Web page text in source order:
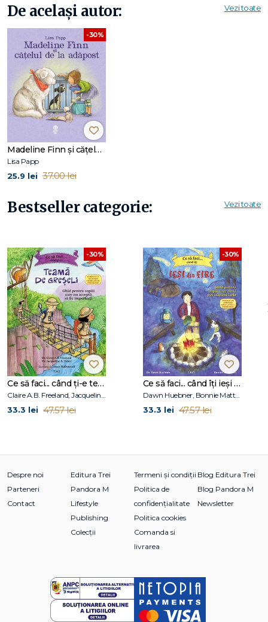
într-un colț și nu scoate o vorbă cât e ziua de lungă. Oare o
să reușească Star să-l înveselească?
Lisa Pappe fericită că poate împărtăși cu cititorii ei ultimele
întâmplări prin care a trecut Madeline Finn. Prima carte a
Madeline Finn și cățelul bibliotecar
fost tradusă în douăzeci și trei de limbi. Lisa trăiește în Bucks
County, Pennsylvania, alături de soțul ei, Robert, și trei pisici
care stau toată ziua cu nasul în acuarele și culori și cărora
Lisa le citește ori de câte ori are ocazia. Puteți afla mai multe
despre ea accesând www.lisapapp.com.
De același autor: Vezi toate
-30%
Madeline Finn și cățelul de la adăpost
Lisa Papp
25.9 lei 37.00 lei
Bestseller categorie: Vezi toate
-30%
Ce să faci... când ți-e teamă de greșeli. Ghid pentru copiii care nu acceptă să fie imperfecți
Claire A.B. Freeland, Jacqueline B. Toner, Janet McDonnell
33.3 lei 47.57 lei
-30%
Ce să faci... când îţi ieşi din fire. Ghid pentru copiii care nu-şi pot stăpâni furia
Dawn Huebner, Bonnie Matthews
33.3 lei 47.57 lei
Despre noi
Parteneri
Contact
Editura Trei
Pandora M
Lifestyle
Publishing
Colecții
Termeni și condiții
Politica de
confidențialitate
Politica cookies
Comanda si
livrarea
Blog Editura Trei
Blog Pandora M
Newsletter